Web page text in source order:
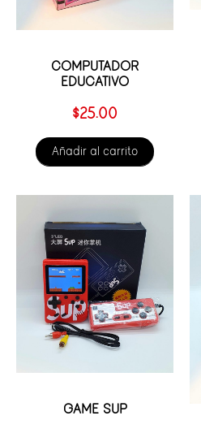
COMPUTADOR
EDUCATIVO
$25.00
Añadir al carrito
GAME SUP